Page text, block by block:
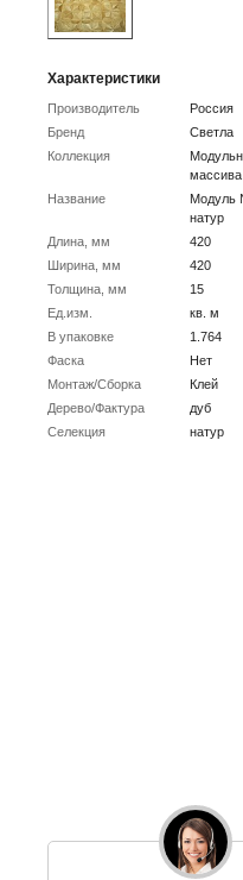
Характеристики
Производитель
Россия
Бренд
Светла
Коллекция
массива
Название
Модуль
натур
Длина, мм
420
Ширина, мм
420
Толщина, мм
15
Ед.изм.
кв. м
В упаковке
1.764
Фаска
Нет
Монтаж/Сборка
Клей
Дерево/Фактура
дуб
Селекция
натур